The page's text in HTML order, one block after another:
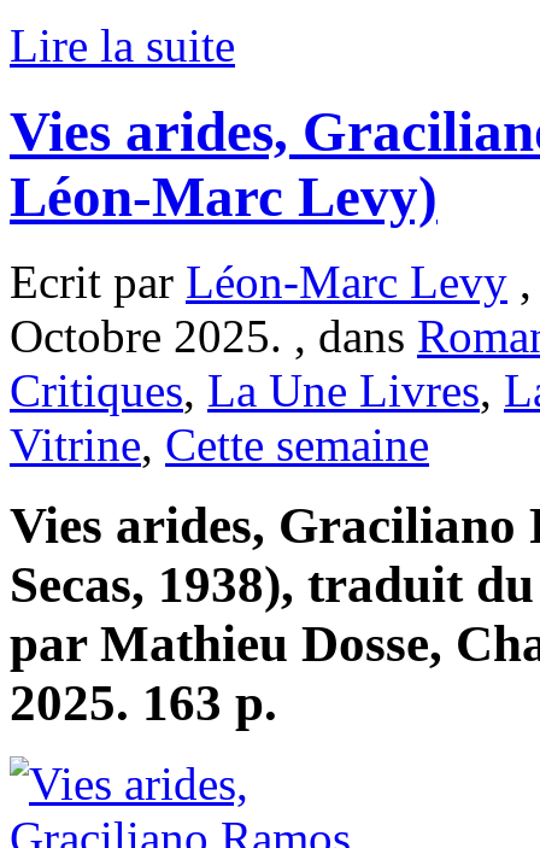
Lire la suite
Vies arides,
Léon-Marc Levy)
Ecrit par Léon-Marc Levy
Octobre 2025. , dans
Critiques, La Une Livres,
Vitrine, Cette semaine
Vies arides, Graciliano
Secas, 1938), traduit
par Mathieu Dosse,
2025. 163 p.